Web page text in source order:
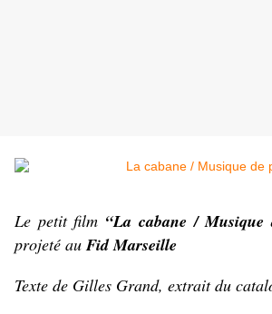
Le petit film “La cabane / Musique
projeté auFid Marseille
Texte de Gilles Grand, extrait du